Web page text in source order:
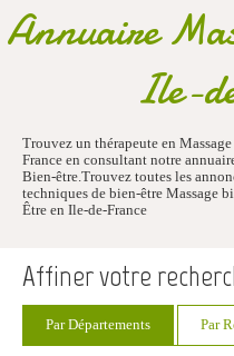
Annuaire
Ile-
Trouvez un thérapeute en
France en consultant notre
Bien-être.Trouvez toutes les
techniques de bien-être Massage
Être en Ile-de-France
Affiner votre
Par Départements Par